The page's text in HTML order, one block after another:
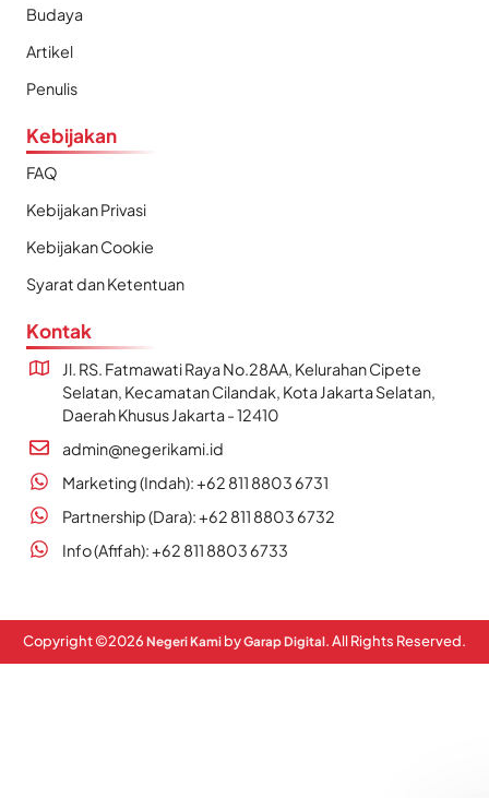
Budaya
Artikel
Penulis
Kebijakan
FAQ
Kebijakan Privasi
Kebijakan Cookie
Syarat dan Ketentuan
Kontak
Jl. RS. Fatmawati Raya No.28AA, Kelurahan Cipete
Selatan, Kecamatan Cilandak, Kota Jakarta Selatan,
Daerah Khusus Jakarta - 12410
admin@negerikami.id
Marketing (Indah): +62 811 8803 6731
Partnership (Dara): +62 811 8803 6732
Info (Afifah): +62 811 8803 6733
Copyright ©2026 Negeri Kami byGarap Digital. All Rights Reserved.